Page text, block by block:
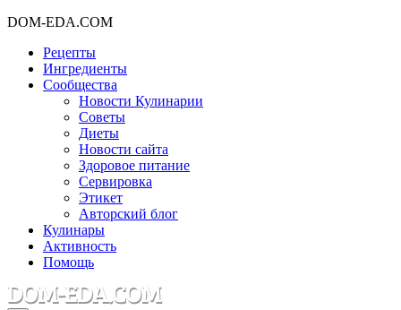
DOM-EDA.COM
Рецепты
Ингредиенты
Сообщества
Новости Кулинарии
Советы
Диеты
Новости сайта
Здоровое питание
Сервировка
Этикет
Авторский блог
Кулинары
Активность
Помощь